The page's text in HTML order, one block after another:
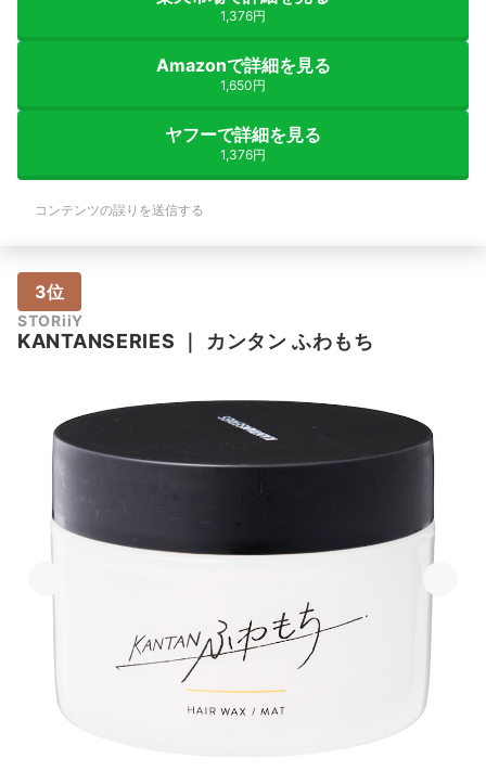
1,376円
Amazonで詳細を見る
1,650円
ヤフーで詳細を見る
1,376円
コンテンツの誤りを送信する
3位
STORiiY
KANTANSERIES カンタン ふわもち